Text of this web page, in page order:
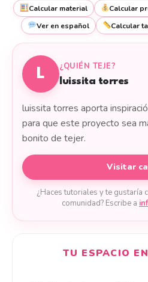
Calcular material Calcular
Ver en español
Calcular
L
¿QUIÉN TEJE?
luissita torres
luissita torres aporta
para que este proyecto sea
bonito de tejer.
Visitar
¿Haces tutoriales y te gustaría
comunidad? Escribe a
TU ESPACIO